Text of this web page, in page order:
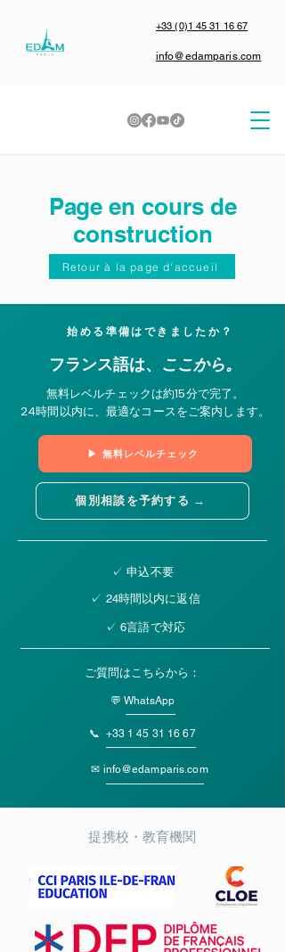
info@edamparis.com
+33 (0)1 45 31 16 67
Page en cours de
construction
Retour à la page d'accueil
始める準備はできましたか？
フランス語は、 ここから。
無料レベルチェックは約15分で完了。
24時間以内に、最適なコースをご案内します。
▶ 無料レベルチェック
個別相談を予約する →
✓ 申込不要
✓ 24時間以内に返信
✓ 6言語で対応
ご質問はこちらから：
💬 WhatsApp
📞 +33 1 45 31 16 67
✉ info@edamparis.com
提携校・教育機関